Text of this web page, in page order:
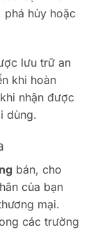
hủy hoặc
lưu trữ an
khi hoàn
nhận được
dùng.
bán, cho
của bạn
mại.
các trường